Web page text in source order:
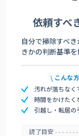
依頼すべ
自分で掃除すべ
きかの判断基準を
こんな
汚れが落ちなく
時間をかけたく
引越し・転居の
読了目安